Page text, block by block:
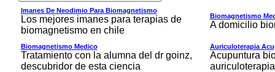
Imanes De Neodimio Para Biomagnetismo
Los mejores imanes para terapias de
biomagnetismo en chile
Biomagnetismo
A domicilio
Biomagnetismo Medico
Tratamiento con la alumna del dr goinz,
descubridor de esta ciencia
Auriculoterapia
Acupuntura
auriculoterapia